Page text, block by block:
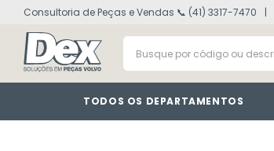
Consultoria de Peças e Vendas 📞 (41) 3317-7470
Busque por código ou
TODOS OS DEPARTAMENTOS
1º volvo fh
3º vm
4º farol
5º lanterna